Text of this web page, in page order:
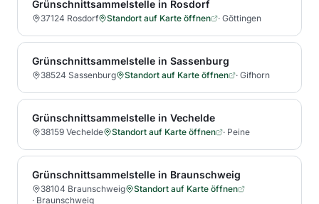
Grünschnittsammelstelle in Rosdorf
37124 Rosdorf Standort auf Karte öffnen · Göttingen
Grünschnittsammelstelle in Sassenburg
38524 Sassenburg Standort auf Karte öffnen · Gifhorn
Grünschnittsammelstelle in Vechelde
38159 Vechelde Standort auf Karte öffnen · Peine
Grünschnittsammelstelle in Braunschweig
38104 Braunschweig
Standort auf Karte öffnen
· Braunschweig